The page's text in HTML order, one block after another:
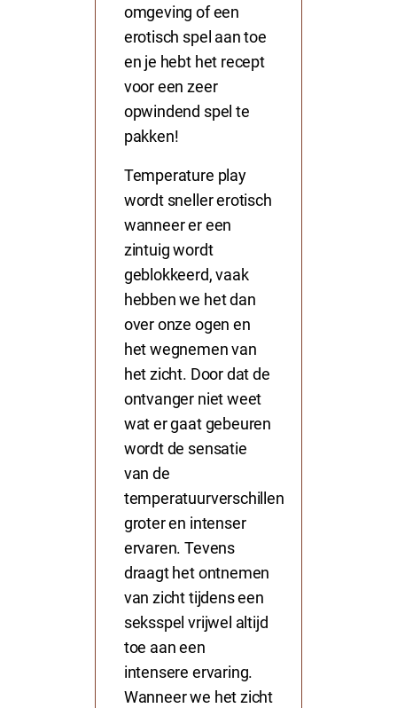
omgeving of een
erotisch spel aan toe
en je hebt het recept
voor een zeer
opwindend spel te
pakken!
Temperature play
wordt sneller erotisch
wanneer er een
zintuig wordt
geblokkeerd, vaak
hebben we het dan
over onze ogen en
hetwegnemen van
het zicht. Door dat de
ontvanger niet weet
wat er gaat gebeuren
wordt de sensatie
van de
temperatuurverschillen
groter en intenser
ervaren. Tevens
draagt het ontnemen
van zicht tijdens een
seksspel vrijwel altijd
toe aan een
intensere ervaring.
Wanneer we het zicht